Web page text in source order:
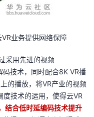
业务提供网络保障
采用先进的视频
技术，同时配合8K VR播
的播放，将VR产业的视频
技术的运用，使得云VR
结合低时延编码技术提升